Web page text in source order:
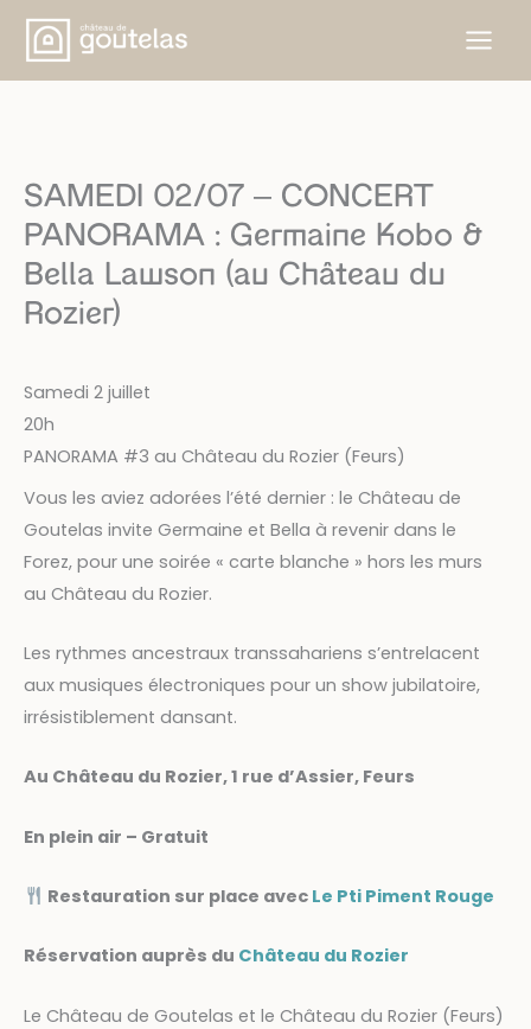
Aller
contenu
SAMEDI 02/07 – CONCERT
PANORAMA : Germaine Kobo &
Bella Lawson (au Château du
Rozier)
Samedi 2 juillet
20h
PANORAMA #3 au Château du Rozier (Feurs)
Vous les aviez adorées l’été dernier : le Château de
Goutelas invite Germaine et Bella à revenir dans le
Forez, pour une soirée « carte blanche » hors les murs
au Château du Rozier.
Les rythmes ancestraux transsahariens s’entrelacent
aux musiques électroniques pour un show jubilatoire,
irrésistiblement dansant.
Au Château du Rozier, 1 rue d’Assier, Feurs
En plein air – Gratuit
Restauration sur place avec Le Pti Piment Rouge
Réservation auprès du Château du Rozier
Le Château de Goutelas et le Château du Rozier (Feurs)